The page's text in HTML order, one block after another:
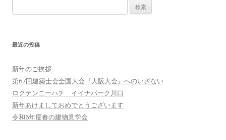
ン
索:
最近の投稿
新年のご挨拶
第67回建築士会全国大会『大阪大会』へのいざない
ロクテンニーハチ イイナパーク川口
新年あけましておめでとうございます
令和6年度春の建物見学会